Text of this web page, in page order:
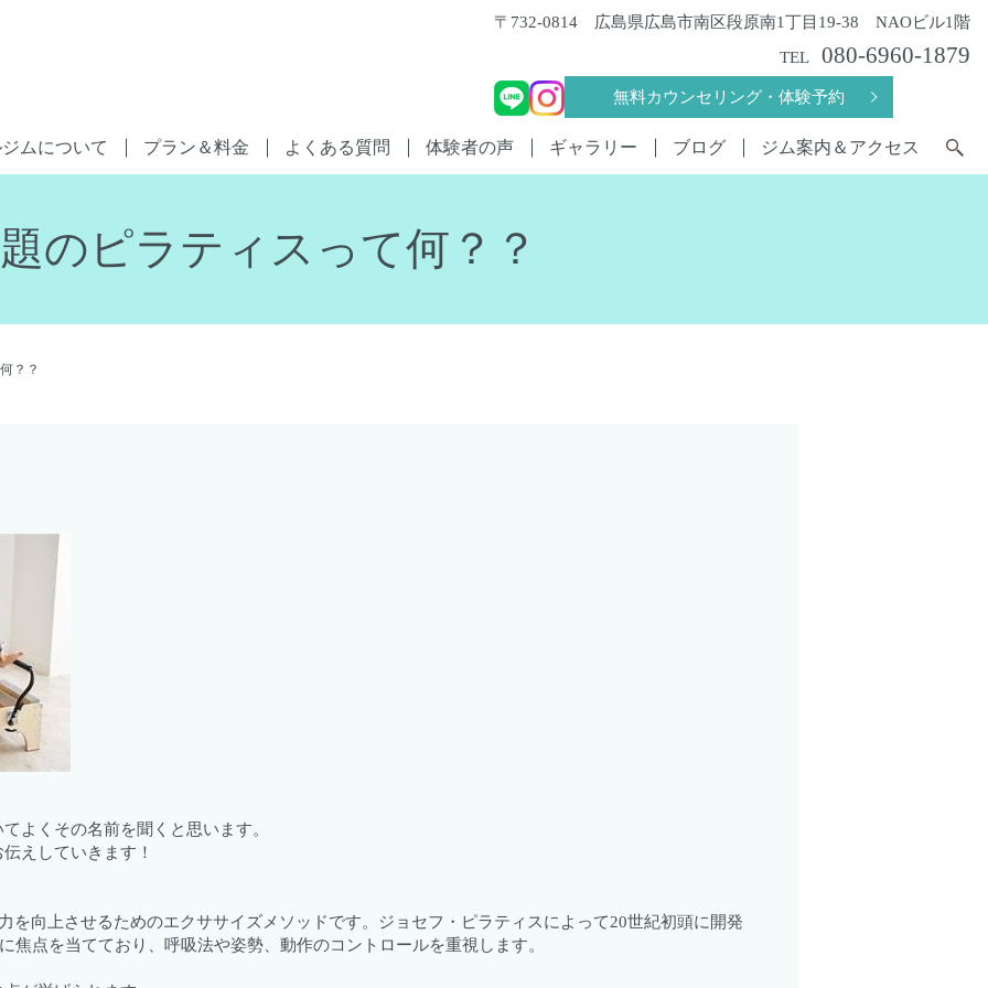
ムについて プラン＆料金 よくある質問 体験者の声 ギャラリー ブログ ジム案内＆アクセス
〒732-0814 広島県広島市南区段原南1丁目19-38 NAOビル1階
TEL
080-6960-1879
無料カウンセリング・体験予約
のピラティスって何？？
？？
よくその名前を聞くと思います。
えしていきます！
を向上させるためのエクササイズメソッドです。ジョセフ・ピラティスによって20世紀初頭に開発
焦点を当てており、呼吸法や姿勢、動作のコントロールを重視します。